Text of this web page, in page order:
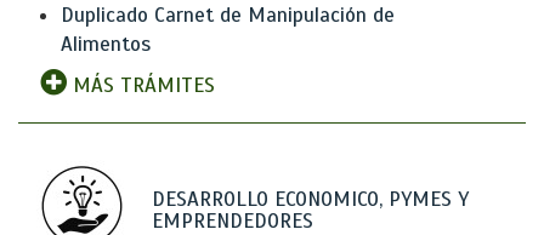
Duplicado Carnet de Manipulación de
Alimentos
MÁS TRÁMITES
DESARROLLO ECONOMICO, PYMES Y
EMPRENDEDORES